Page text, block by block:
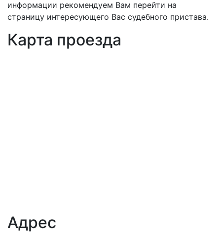
информации рекомендуем Вам перейти на
страницу интересующего Вас судебного пристава.
Карта проезда
Адрес